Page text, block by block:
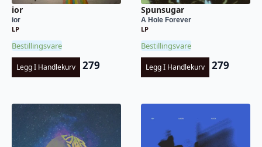
ior
ior
LP
Bestillingsvare
Legg I Handlekurv 279
Spunsugar
A Hole Forever
LP
Bestillingsvare
Legg I Handlekurv 279